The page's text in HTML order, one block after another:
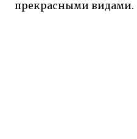
прекрасными видами.